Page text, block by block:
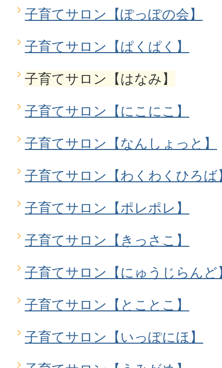
子育てサロン【ぽっぽの会】
子育てサロン【ぱくぱく】
子育てサロン【はなみ】
子育てサロン【にこにこ】
子育てサロン【なんしょっと】
子育てサロン【わくわくひろば
子育てサロン【ポレポレ】
子育てサロン【きっさこ】
子育てサロン【にゅうじらんど
子育てサロン【とことこ】
子育てサロン【いっぽにほ】